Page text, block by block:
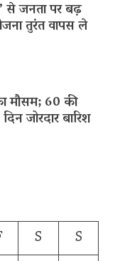
से जनता पर बढ़
तुरंत वापस ले
मौसम; 60 की
जोरदार बारिश
S
S